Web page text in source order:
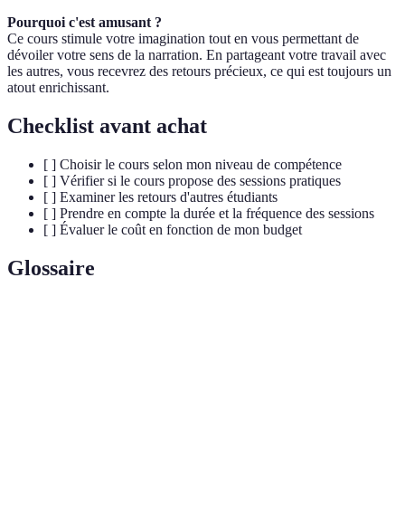
Pourquoi c'est amusant ?
Ce cours stimule votre imagination tout en vous permettant de
dévoiler votre sens de la narration. En partageant votre travail avec
les autres, vous recevrez des retours précieux, ce qui est toujours un
atout enrichissant.
Checklist avant achat
[ ] Choisir le cours selon mon niveau de compétence
[ ] Vérifier si le cours propose des sessions pratiques
[ ] Examiner les retours d'autres étudiants
[ ] Prendre en compte la durée et la fréquence des sessions
[ ] Évaluer le coût en fonction de mon budget
Glossaire